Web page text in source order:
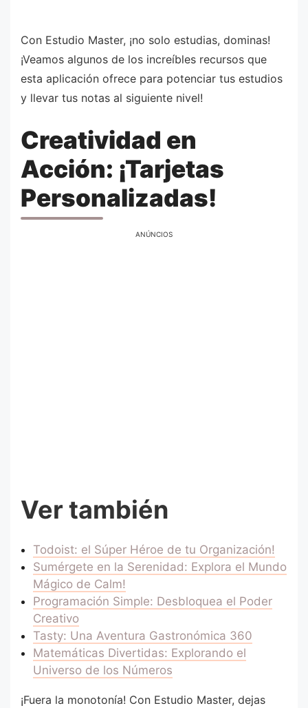
Con Estudio Master, ¡no solo estudias, dominas!
¡Veamos algunos de los increíbles recursos que
esta aplicación ofrece para potenciar tus estudios
y llevar tus notas al siguiente nivel!
Creatividad en
Acción: ¡Tarjetas
Personalizadas!
ANÚNCIOS
Ver también
Todoist: el Súper Héroe de tu Organización!
Sumérgete en la Serenidad: Explora el Mundo
Mágico de Calm!
Programación Simple: Desbloquea el Poder
Creativo
Tasty: Una Aventura Gastronómica 360
Matemáticas Divertidas: Explorando el
Universo de los Números
¡Fuera la monotonía! Con Estudio Master, dejas